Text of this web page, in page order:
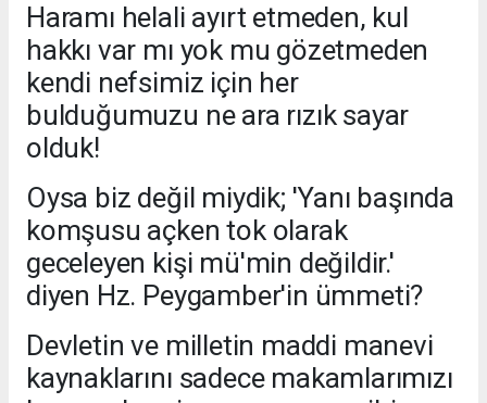
Haramı helali ayırt etmeden, kul
hakkı var mı yok mu gözetmeden
kendi nefsimiz için her
bulduğumuzu ne ara rızık sayar
olduk!
Oysa biz değil miydik; 'Yanı başında
komşusu açken tok olarak
geceleyen kişi mü'min değildir.'
diyen Hz. Peygamber'in ümmeti?
Devletin ve milletin maddi manevi
kaynaklarını sadece makamlarımızı